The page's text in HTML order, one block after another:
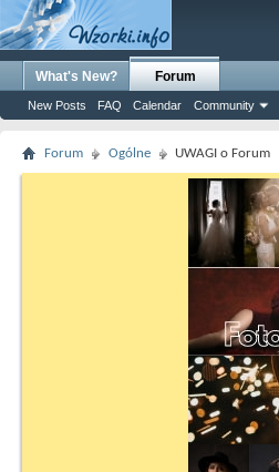
What's New? Forum
New Posts FAQ Calendar Community
Forum Ogólne UWAGI o Forum